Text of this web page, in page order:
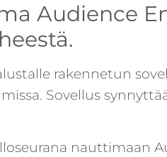
Audience
rakennetun
Sovellus
nauttimaan